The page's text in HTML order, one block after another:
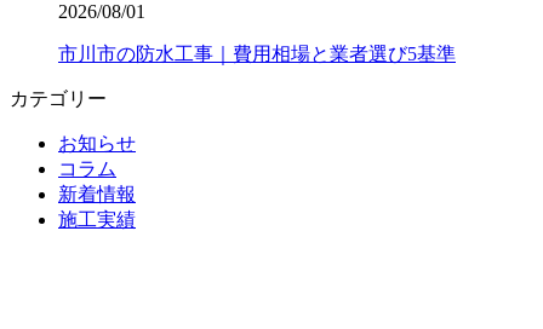
2026/08/01
市川市の防水工事｜費用相場と業者選び5基準
カテゴリー
お知らせ
コラム
新着情報
施工実績